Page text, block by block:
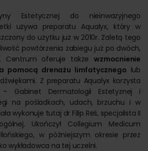
Estetycznej do nieinwazyjnego
używa preparatu Aqualyx, który w
do użytku już w 2010r. Zaletą tego
powtórzenia zabiegu już po dwóch,
Centrum oferuje takżewzmocnienie
pomocą drenażu limfatycznego lub
Z preparatu Aqualyx korzysta
Gabinet Dermatologii Estetyznej i
na pośladkach, udach, brzuchu i w
wykonuje tutaj dr Filip Reś, specjalista II
Ukończył Collegium Medicum
w późniejszym okresie przez
wykładowca na tej uczelni.